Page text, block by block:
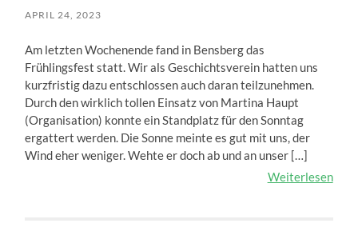
APRIL 24, 2023
Am letzten Wochenende fand in Bensberg das
Frühlingsfest statt. Wir als Geschichtsverein hatten uns
kurzfristig dazu entschlossen auch daran teilzunehmen.
Durch den wirklich tollen Einsatz von Martina Haupt
(Organisation) konnte ein Standplatz für den Sonntag
ergattert werden. Die Sonne meinte es gut mit uns, der
Wind eher weniger. Wehte er doch ab und an unser […]
Weiterlesen